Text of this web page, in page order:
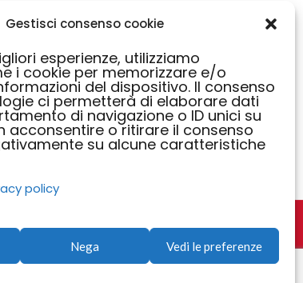
Gestisci consenso cookie
esperienze, utilizziamo
i cookie per memorizzare e/o
del dispositivo. Il consenso
ci permetterà di elaborare dati
di navigazione o ID unici su
acconsentire o ritirare il consenso
su alcune caratteristiche
policy
Nega Vedi le preferenze